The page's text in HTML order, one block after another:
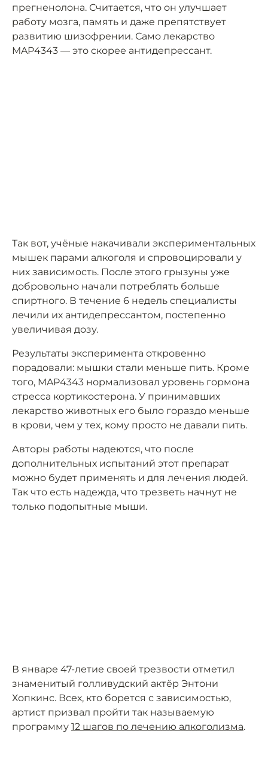
прегненолона. Считается, что он улучшает
работу мозга, память и даже препятствует
развитию шизофрении. Само лекарство
MAP4343 — это скорее антидепрессант.
Так вот, учёные накачивали экспериментальных
мышек парами алкоголя и спровоцировали у
них зависимость. После этого грызуны уже
добровольно начали потреблять больше
спиртного. В течение 6 недель специалисты
лечили их антидепрессантом, постепенно
увеличивая дозу.
Результаты эксперимента откровенно
порадовали: мышки стали меньше пить. Кроме
того, MAP4343 нормализовал уровень гормона
стресса кортикостерона. У принимавших
лекарство животных его было гораздо меньше
в крови, чем у тех, кому просто не давали пить.
Авторы работы надеются, что после
дополнительных испытаний этот препарат
можно будет применять и для лечения людей.
Так что есть надежда, что трезветь начнут не
только подопытные мыши.
В январе 47-летие своей трезвости отметил
знаменитый голливудский актёр Энтони
Хопкинс. Всех, кто борется с зависимостью,
артист призвал пройти так называемую
программу 12 шагов по лечению алкоголизма.